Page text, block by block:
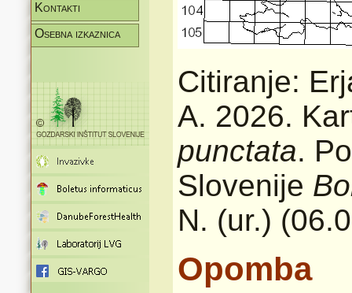
Kontakti
Osebna izkaznica
Citiranje:
A. 2026.
punctata.
Slovenije
N. (ur.)
Opomba